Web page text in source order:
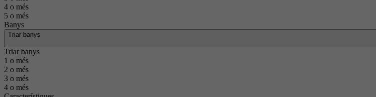
4 o més
5 o més
Banys
Triar banys
Triar banys
1 o més
2 o més
3 o més
4 o més